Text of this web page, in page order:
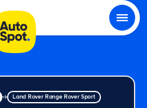
Land Rover Range Rover Sport